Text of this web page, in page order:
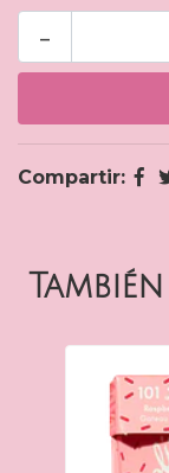
-
Compartir: